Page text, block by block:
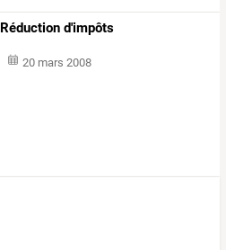
Réduction d'impôts
20 mars 2008